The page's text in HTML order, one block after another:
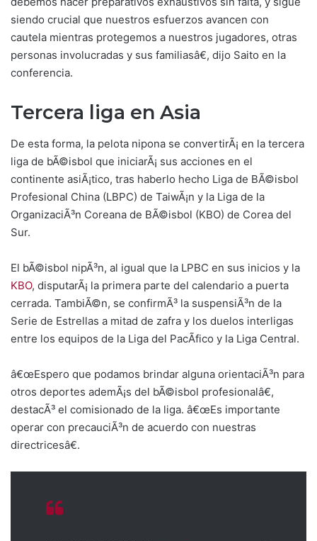
siendo crucial que nuestros esfuerzos avancen con
cautela mientras protegemos a nuestros jugadores, otras
personas involucradas y sus familiasâ€, dijo Saito en la
conferencia.
Tercera liga en Asia
De esta forma, la pelota nipona se convertirÃ¡ en la tercera
liga de bÃ©isbol que iniciarÃ¡ sus acciones en el
continente asiÃ¡tico, tras haberlo hecho Liga de BÃ©isbol
Profesional China (LBPC) de TaiwÃ¡n y la Liga de la
OrganizaciÃ³n Coreana de BÃ©isbol (KBO) de Corea del
Sur.
El bÃ©isbol nipÃ³n, al igual que la LPBC en sus inicios y la
KBO, disputarÃ¡ la primera parte del calendario a puerta
cerrada. TambiÃ©n, se confirmÃ³ la suspensiÃ³n de la
Serie de Estrellas a mitad de zafra y los duelos interligas
entre los equipos de la Liga del PacÃ­fico y la Liga Central.
â€œEspero que podamos brindar alguna orientaciÃ³n para
otros deportes ademÃ¡s del bÃ©isbol profesionalâ€,
destacÃ³ el comisionado de la liga. â€œEs importante
operar con precauciÃ³n de acuerdo con nuestras
directricesâ€.